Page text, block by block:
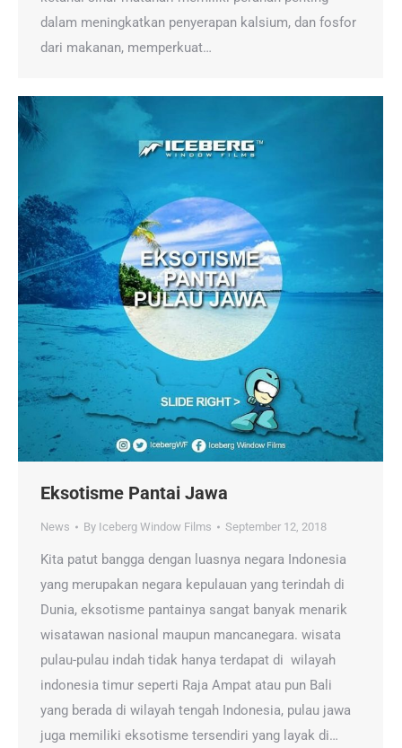
dalam meningkatkan penyerapan kalsium, dan fosfor
dari makanan, memperkuat…
Eksotisme Pantai Jawa
News By Iceberg Window Films September 12, 2018
Kita patut bangga dengan luasnya negara Indonesia
yang merupakan negara kepulauan yang terindah di
Dunia, eksotisme pantainya sangat banyak menarik
wisatawan nasional maupun mancanegara. wisata
pulau-pulau indah tidak hanya terdapat di wilayah
indonesia timur seperti Raja Ampat atau pun Bali
yang berada di wilayah tengah Indonesia, pulau jawa
juga memiliki eksotisme tersendiri yang layak di…